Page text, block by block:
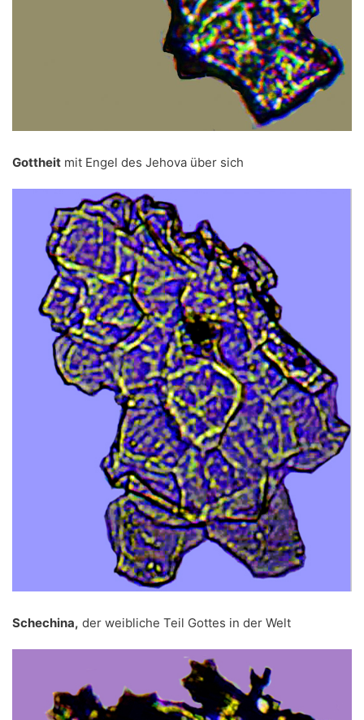
Gottheit mit Engel des Jehova über sich
Schechina, der weibliche Teil Gottes in der Welt